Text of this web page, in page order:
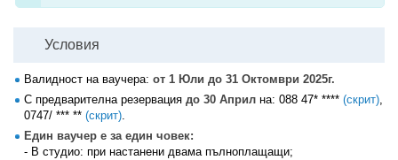
Условия
Валидност на ваучера: от 1 Юли до 31 Октомври 2025г.
С предварителна резервация до 30 Април на: 088 47* **** (скрит),
0747/ *** ** (скрит).
Един ваучер е за един човек:
- В студио: при настанени двама пълноплащащи;